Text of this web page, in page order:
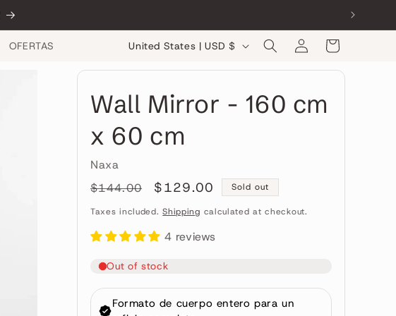
OFERTAS
C
o
n
t
r
/
r
e
g
i
o
United States | USD $
Log
in
Cart
Wall Mirror - 160 cm
x 60 cm
Naxa
Regular
price
$144.00
Sale
price
$129.00 Sold out
Taxes included.Shipping calculated at checkout.
4 reviews